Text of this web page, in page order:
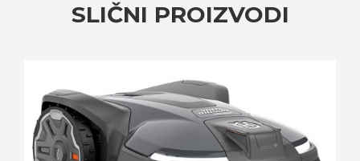
SLIČNI PROIZVODI